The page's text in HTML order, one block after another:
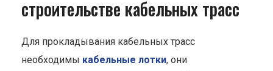
строительстве кабельных трасс
Для прокладывания кабельных трасс
необходимы кабельные лотки, они